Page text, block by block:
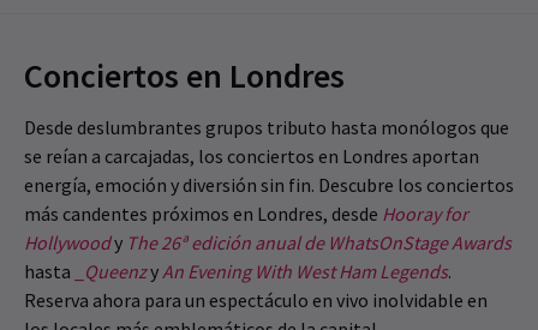
Conciertos en Londres
Desde deslumbrantes grupos tributo hasta monólogos que
se reían a carcajadas, los conciertos en Londres aportan
energía, emoción y diversión sin fin. Descubre los conciertos
más candentes próximos en Londres, desde Hooray for
Hollywoody The 26ª edición anual de WhatsOnStage Awards
hasta
Queenzy An Evening With West Ham Legends.
Reserva ahora para un espectáculo en vivo inolvidable en